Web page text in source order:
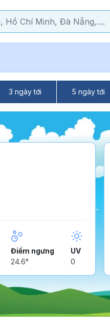
3 ngày tới 5 ngày tới
Điểm ngưng
24.6°
UV
0